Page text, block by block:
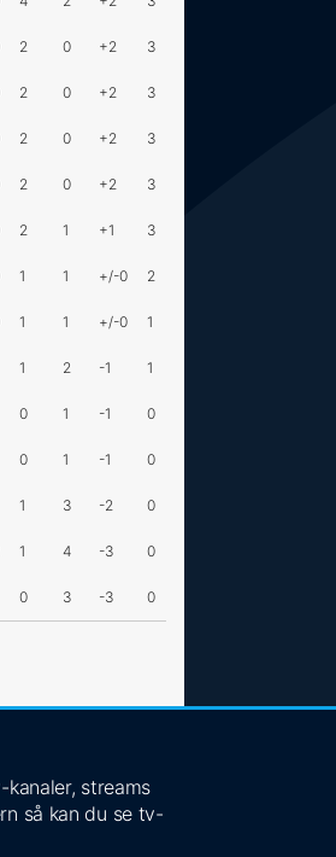
2 0 +2 3
2 0 +2 3
2 0 +2 3
2 0 +2 3
2 1 +1 3
1 1 +/-0 2
1 1 +/-0 1
1 2 -1 1
0 1 -1 0
0 1 -1 0
1 3 -2 0
1 4 -3 0
0 3 -3 0
streams
så kan du se tv-